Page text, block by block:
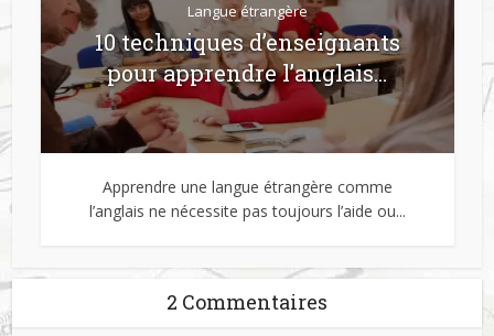
Langue étrangère
10 techniques d’enseignants
pour apprendre l’anglais...
Apprendre une langue étrangère comme
l’anglais ne nécessite pas toujours l’aide ou...
2 Commentaires